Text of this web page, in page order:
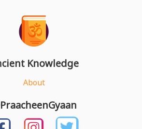
Knowledge
About